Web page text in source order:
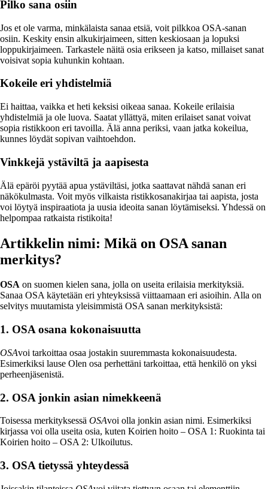
Pilko sana osiin
Jos et ole varma, minkälaista sanaa etsiä, voit pilkkoa OSA-sanan
osiin. Keskity ensin alkukirjaimeen, sitten keskiosaan ja lopuksi
loppukirjaimeen. Tarkastele näitä osia erikseen ja katso, millaiset sanat
voisivat sopia kuhunkin kohtaan.
Kokeile eri yhdistelmiä
Ei haittaa, vaikka et heti keksisi oikeaa sanaa. Kokeile erilaisia
yhdistelmiä ja ole luova. Saatat yllättyä, miten erilaiset sanat voivat
sopia ristikkoon eri tavoilla. Älä anna periksi, vaan jatka kokeilua,
kunnes löydät sopivan vaihtoehdon.
Vinkkejä ystäviltä ja aapisesta
Älä epäröi pyytää apua ystäviltäsi, jotka saattavat nähdä sanan eri
näkökulmasta. Voit myös vilkaista ristikkosanakirjaa tai aapista, josta
voi löytyä inspiraatiota ja uusia ideoita sanan löytämiseksi. Yhdessä on
helpompaa ratkaista ristikoita!
Artikkelin nimi: Mikä on OSA sanan
merkitys?
OSA on suomen kielen sana, jolla on useita erilaisia merkityksiä.
Sanaa OSA käytetään eri yhteyksissä viittaamaan eri asioihin. Alla on
selvitys muutamista yleisimmistä OSA sanan merkityksistä:
1. OSA osana kokonaisuutta
OSAvoi tarkoittaa osaa jostakin suuremmasta kokonaisuudesta.
Esimerkiksi lause Olen osa perhettäni tarkoittaa, että henkilö on yksi
perheenjäsenistä.
2. OSA jonkin asian nimekkeenä
Toisessa merkityksessä OSAvoi olla jonkin asian nimi. Esimerkiksi
kirjassa voi olla useita osia, kuten Koirien hoito – OSA 1: Ruokinta tai
Koirien hoito – OSA 2: Ulkoilutus.
3. OSA tietyssä yhteydessä